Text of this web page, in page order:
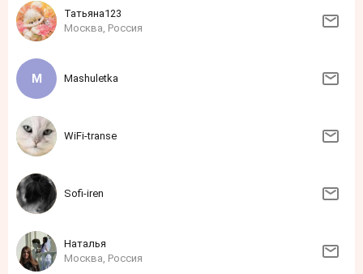
Татьяна123
Москва, Россия
Mashuletka
WiFi-transe
Sofi-iren
Нaтaлья
Москва, Россия